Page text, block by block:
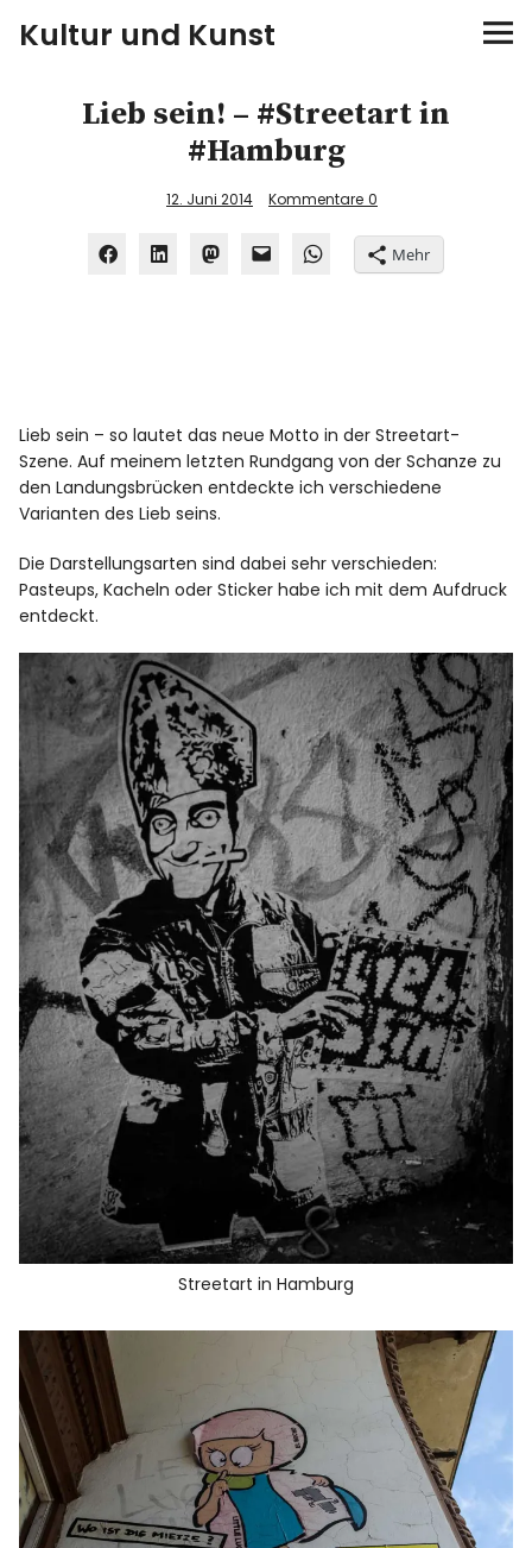
Kultur und Kunst
kultur & kunst
Bloggerreisen
Über mich
Lieb sein! – #Streetart in
#Hamburg
12. Juni 2014 Kommentare 0
Mehr
Lieb sein – so lautet das neue Motto in der Streetart-
Szene. Auf meinem letzten Rundgang von der Schanze zu
den Landungsbrücken entdeckte ich verschiedene
Varianten des Lieb seins.
Die Darstellungsarten sind dabei sehr verschieden:
Pasteups, Kacheln oder Sticker habe ich mit dem Aufdruck
entdeckt.
Streetart in Hamburg